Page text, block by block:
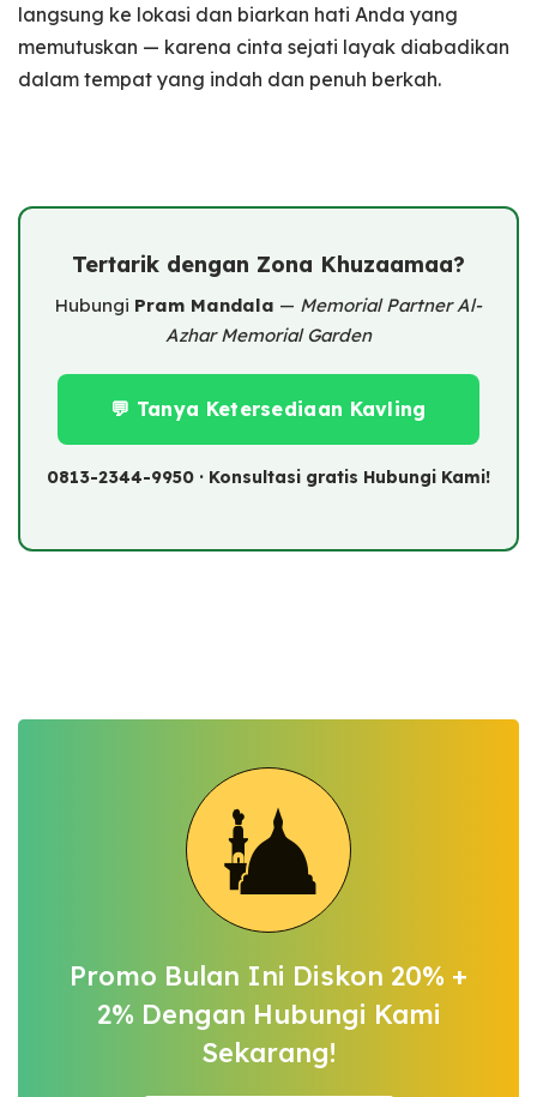
langsung ke lokasi dan biarkan hati Anda yang
memutuskan — karena cinta sejati layak diabadikan
dalam tempat yang indah dan penuh berkah.
Tertarik dengan Zona Khuzaamaa?
Hubungi Pram Mandala — Memorial Partner Al-
Azhar Memorial Garden
💬 Tanya Ketersediaan Kavling
0813-2344-9950 · Konsultasi gratis Hubungi Kami!
Promo Bulan Ini Diskon 20% +
2% Dengan Hubungi Kami
Sekarang!